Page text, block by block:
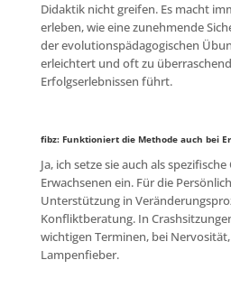
Didaktik nicht greifen. Es macht
erleben, wie eine zunehmende
der evolutionspädagogischen
erleichtert und oft zu
Erfolgserlebnissen führt.
fibz: Funktioniert die Methode auch bei
Ja, ich setze sie auch als
Erwachsenen ein. Für die
Unterstützung in
Konfliktberatung. In
wichtigen Terminen, bei
Lampenfieber.